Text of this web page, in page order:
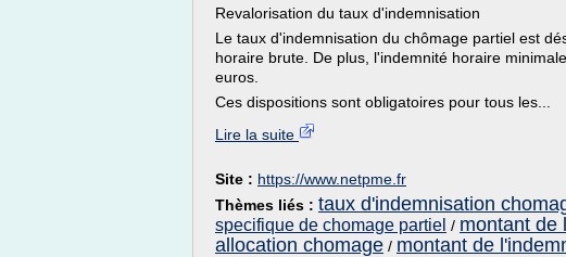
Revalorisation du taux d'indemnisation
Le taux d'indemnisation du chômage partiel est
horaire brute. De plus, l'indemnité horaire
euros.
Ces dispositions sont obligatoires pour tous les...
Lire la suite
Site : https://www.netpme.fr
Thèmes liés : taux d'indemnisation
specifique de chomage partiel / montant de
allocation chomage / montant de